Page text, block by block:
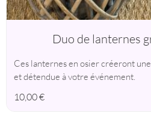
Duo de lanternes
Ces lanternes en osier créeront
et détendue à votre événement.
10,00€